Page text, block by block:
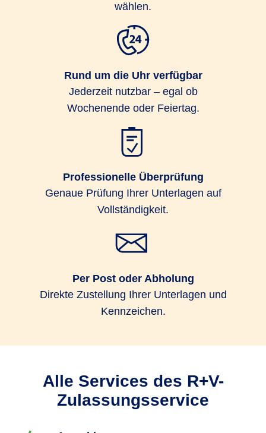
wählen.
Rund um die Uhr verfügbar
Jederzeit nutzbar – egal ob
Wochenende oder Feiertag.
Professionelle Überprüfung
Genaue Prüfung Ihrer Unterlagen auf
Vollständigkeit.
Per Post oder Abholung
Direkte Zustellung Ihrer Unterlagen und
Kennzeichen.
Alle Services des R+V-
Zulassungsservice